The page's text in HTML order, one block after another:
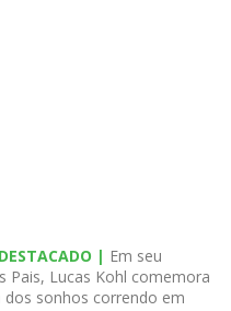
| Em seu
Pais, Lucas Kohl comemora
sonhos correndo em